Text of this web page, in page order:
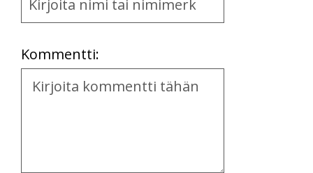
and
Kommentti:
Kommentti